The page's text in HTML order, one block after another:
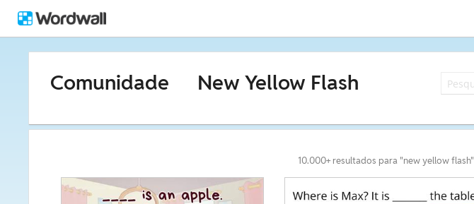
Comunidade New Yellow Flash
10.000+ resultados para "new yellow flash"